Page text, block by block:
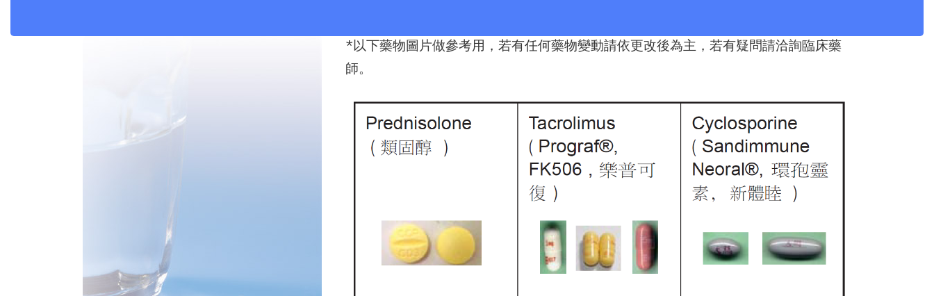
*以下藥物圖片做參考用，若有任何藥物變動請依更改後為主，若有疑問請洽詢臨床藥
師。